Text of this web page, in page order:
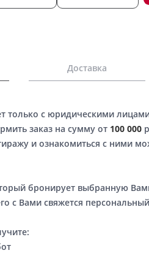
Доставка
только с юридическими
заказ на сумму от 100 000
и ознакомиться с ними
бронирует выбранную
с Вами свяжется